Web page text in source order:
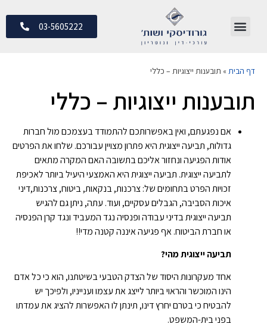
03-5605222
דף הבית » תובענות ייצוגיות – כללי
תובענות ייצוגיות – כללי
אם נפגעתם, ואין באפשרותכם להתמודד בעצמכם מול חברות
גדולות, תביעה ייצוגית היא פתרון מצויין עבורכם. שלחו את הפרטים
אודות הפגיעה ונחזור אליכם בתשובה האם המקרה מתאים
לתביעה ייצוגית. תביעה ייצוגית היא האמצעי היעיל ביותר לאכיפת
זכויות הפרט בתחומים של: צרכנות, בנקאות, ביטוח, צרכנות,דיני
איכות הסביבה, הגבלים עסקיים, ועוד. עתה, ניתן גם להגיש
תביעה ייצוגית בדיני עבודה ופנסיה נגד המעביד ונגד קרן הפנסיה
או חברת הביטוח. אף פגיעה איננה קטנה מדי!!
תביעה ייצוגית מהי?
אחד מעקרונות היסוד של הצדק הטבעי בשיטתנו, הוא כי כל אדם
הינו המוכשר והראוי ביותר לייצג את עצמו וענייניו, ולפיכך יש
להבטיח כי בטרם יחרץ דינו, תינתן לו האפשרות להציג את עמדתו
בפני בית-המשפט.